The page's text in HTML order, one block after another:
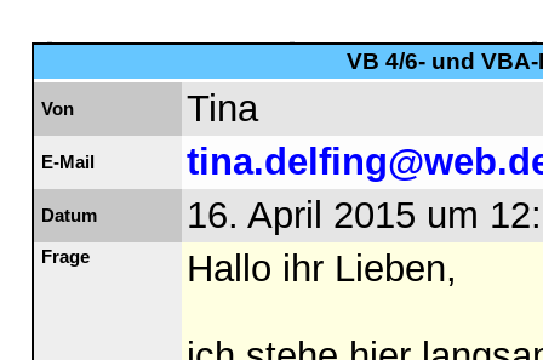
VB 4/6- und
Von Tina
E-Mail
Datum 16. April 2015 um
Frage Hallo ihr Lieben,